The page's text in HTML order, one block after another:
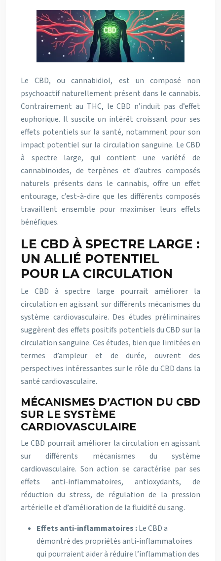
Le CBD, ou cannabidiol, est un composé non
psychoactif naturellement présent dans le cannabis.
Contrairement au THC, le CBD n’induit pas d’effet
euphorique. Il suscite un intérêt croissant pour ses
effets potentiels sur la santé, notamment pour son
impact potentiel sur la circulation sanguine. Le CBD
à spectre large, qui contient une variété de
cannabinoïdes, de terpènes et d’autres composés
naturels présents dans le cannabis, offre un effet
entourage, c’est-à-dire que les différents composés
travaillent ensemble pour maximiser leurs effets
bénéfiques.
LE CBD À SPECTRE LARGE :
UN ALLIÉ POTENTIEL
POUR LA CIRCULATION
Le CBD à spectre large pourrait améliorer la
circulation en agissant sur différents mécanismes du
système cardiovasculaire. Des études préliminaires
suggèrent des effets positifs potentiels du CBD sur la
circulation sanguine. Ces études, bien que limitées en
termes d’ampleur et de durée, ouvrent des
perspectives intéressantes sur le rôle du CBD dans la
santé cardiovasculaire.
MÉCANISMES D’ACTION DU CBD
SUR LE SYSTÈME
CARDIOVASCULAIRE
Le CBD pourrait améliorer la circulation en agissant
sur différents mécanismes du système
cardiovasculaire. Son action se caractérise par ses
effets anti-inflammatoires, antioxydants, de
réduction du stress, de régulation de la pression
artérielle et d’amélioration de la fluidité du sang.
Effets anti-inflammatoires :Le CBD a
démontré des propriétés anti-inflammatoires
qui pourraient aider à réduire l’inflammation des